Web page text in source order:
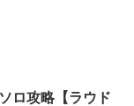
ロ攻略【ラウド